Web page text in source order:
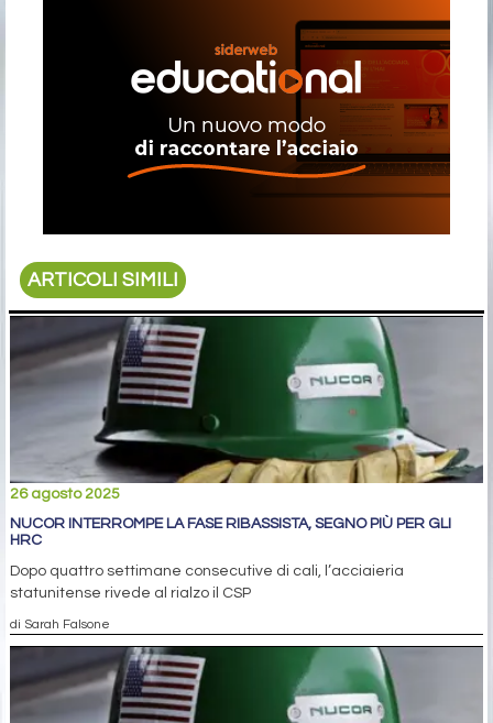
ARTICOLI SIMILI
26 agosto 2025
NUCOR INTERROMPE LA FASE RIBASSISTA, SEGNO PIÙ PER GLI
HRC
Dopo quattro settimane consecutive di cali, l’acciaieria
statunitense rivede al rialzo il CSP
di Sarah Falsone